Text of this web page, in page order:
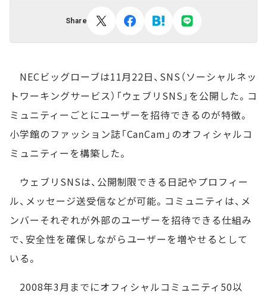
Share
NECビッグローブは11月22日、SNS（ソーシャルネッ
トワーキングサービス）「ウェブリSNS」を公開した。コ
ミュニティーごとにユーザーを招待できるのが特徴。
小学館のファッション誌「CanCam」のオフィシャルコ
ミュニティーを構築した。
ウェブリSNSは、公開制限できる日記やプロフィー
ル、メッセージ送受信などが可能。コミュニティは、メ
ンバーそれぞれが外部のユーザーを招待できる仕組み
で、安全性を確保しながらユーザーを増やせるとして
いる。
2008年3月までにオフィシャルコミュニティ50以